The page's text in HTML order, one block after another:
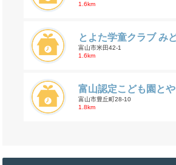
1.6km
とよた学童クラブ み
富山市米田42-1
1.6km
富山認定こども園と
富山市豊丘町28-10
1.8km